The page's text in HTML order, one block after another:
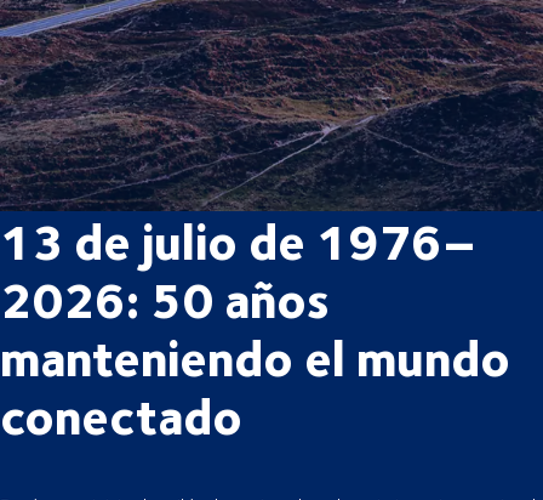
13 de julio de 1976–
2026: 50 años
manteniendo el mundo
conectado